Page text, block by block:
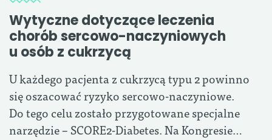
Wytyczne dotyczące leczenia
chorób sercowo-naczyniowych
u osób z cukrzycą
U każdego pacjenta z cukrzycą typu 2 powinno
się oszacować ryzyko sercowo-naczyniowe.
Do tego celu zostało przygotowane specjalne
narzędzie – SCORE2-Diabetes. Na Kongresie…